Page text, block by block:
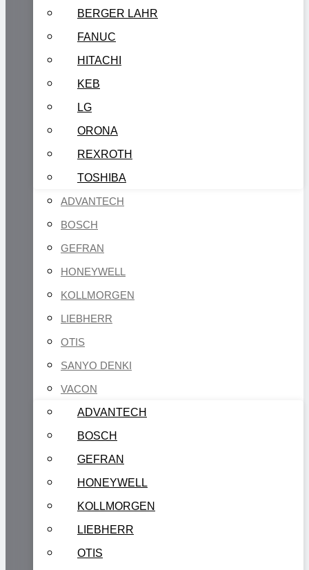
BERGER LAHR
FANUC
HITACHI
KEB
LG
ORONA
REXROTH
TOSHIBA
ADVANTECH
BOSCH
GEFRAN
HONEYWELL
KOLLMORGEN
LIEBHERR
OTIS
SANYO DENKI
VACON
ADVANTECH
BOSCH
GEFRAN
HONEYWELL
KOLLMORGEN
LIEBHERR
OTIS